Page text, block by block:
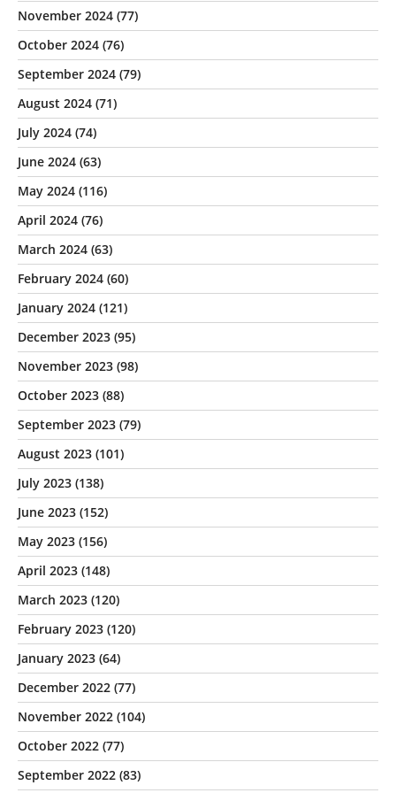
November 2024 (77)
October 2024 (76)
September 2024 (79)
August 2024 (71)
July 2024 (74)
June 2024 (63)
May 2024 (116)
April 2024 (76)
March 2024 (63)
February 2024 (60)
January 2024 (121)
December 2023 (95)
November 2023 (98)
October 2023 (88)
September 2023 (79)
August 2023 (101)
July 2023 (138)
June 2023 (152)
May 2023 (156)
April 2023 (148)
March 2023 (120)
February 2023 (120)
January 2023 (64)
December 2022 (77)
November 2022 (104)
October 2022 (77)
September 2022 (83)